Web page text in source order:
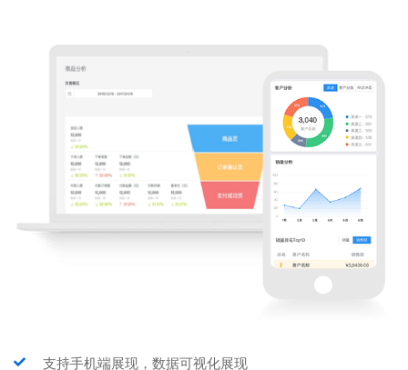
支持手机端展现，数据可视化展现